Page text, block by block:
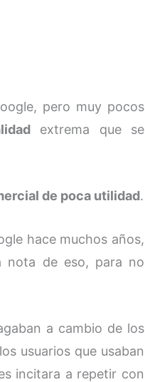
pero muy pocos
extrema que se
de poca utilidad.
hace muchos años,
de eso, para no
a cambio de los
usuarios que usaban
incitara a repetir con